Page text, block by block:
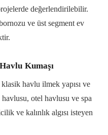
değerlendirilebilir.
ve üst segment ev
Kumaşı
havlu ilmek yapısı ve
otel havlusu ve spa
ve kalınlık algısı isteyen